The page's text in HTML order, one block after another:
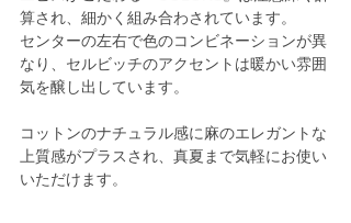
算され、細かく組み合わされています。
センターの左右で色のコンビネーションが異
なり、セルビッチのアクセントは暖かい雰囲
気を醸し出しています。
コットンのナチュラル感に麻のエレガントな
上質感がプラスされ、真夏まで気軽にお使い
いただけます。